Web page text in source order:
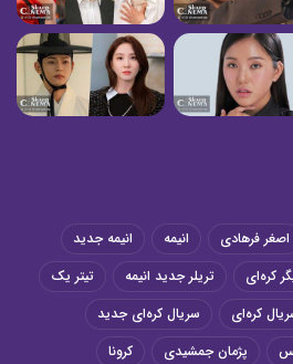
اصغر فرهادی انیمه
انیمه جدید
کره‌ای تریلر جدید انیمه
تیتر یک
کره‌ای
سریال کره‌ای جدید
پژمان جمشیدی کرونا